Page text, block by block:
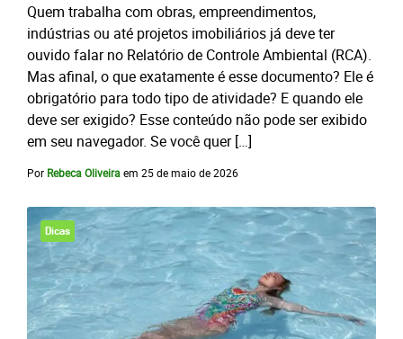
Quem trabalha com obras, empreendimentos,
indústrias ou até projetos imobiliários já deve ter
ouvido falar no Relatório de Controle Ambiental (RCA).
Mas afinal, o que exatamente é esse documento? Ele é
obrigatório para todo tipo de atividade? E quando ele
deve ser exigido? Esse conteúdo não pode ser exibido
em seu navegador. Se você quer […]
Por Rebeca Oliveiraem 25 de maio de 2026
Dicas